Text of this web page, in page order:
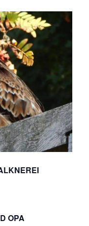
T
U
E
N
S
A
N
H
T
E
N
OPA